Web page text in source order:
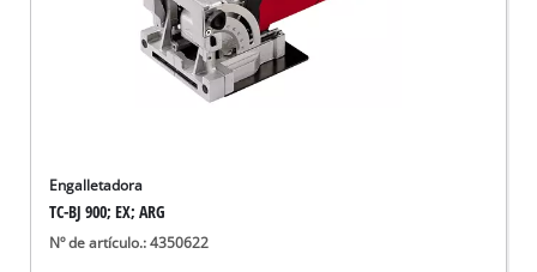
Engalletadora
TC-BJ 900; EX; ARG
Nº de artículo.: 4350622